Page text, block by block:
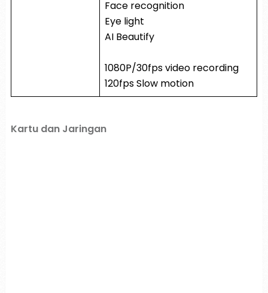
Face recognition
Eye light
AI Beautify
1080P/30fps video recording
120fps Slow motion
Kartu dan Jaringan